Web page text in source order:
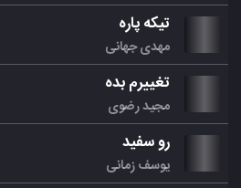
تیکه پاره
مهدی جهانی
تغییرم بده
مجید رضوی
رو سفید
یوسف زمانی